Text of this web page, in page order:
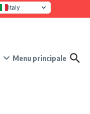
giorni per crescita e
Italy
United States
Menu principale